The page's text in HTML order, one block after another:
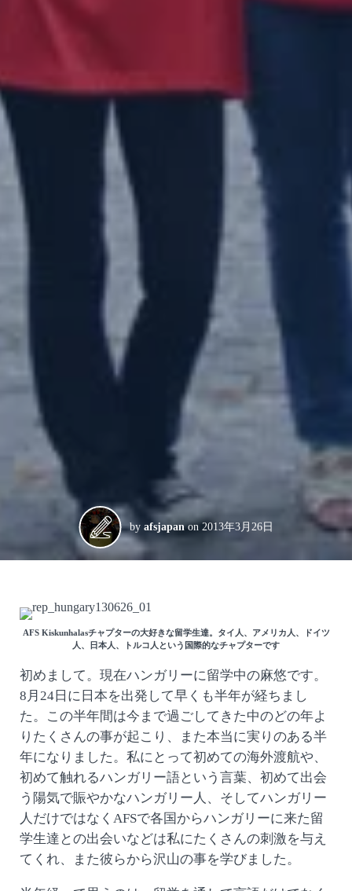
by afsjapan on 2013年3月26日
AFS Kiskunhalasチャプターの大好きな留学生達。タイ人、アメリカ人、ドイツ
人、日本人、トルコ人という国際的なチャプターです
初めまして。現在ハンガリーに留学中の麻悠です。
8月24日に日本を出発して早くも半年が経ちまし
た。この半年間は今まで過ごしてきた中のどの年よ
りたくさんの事が起こり、また本当に実りのある半
年になりました。私にとって初めての海外渡航や、
初めて触れるハンガリー語という言葉、初めて出会
う陽気で賑やかなハンガリー人、そしてハンガリー
人だけではなくAFSで各国からハンガリーに来た留
学生達との出会いなどは私にたくさんの刺激を与え
てくれ、また彼らから沢山の事を学びました。